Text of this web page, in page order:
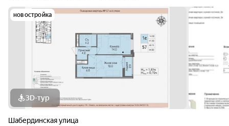
новостройка
3D-тур
Шабердинская улица